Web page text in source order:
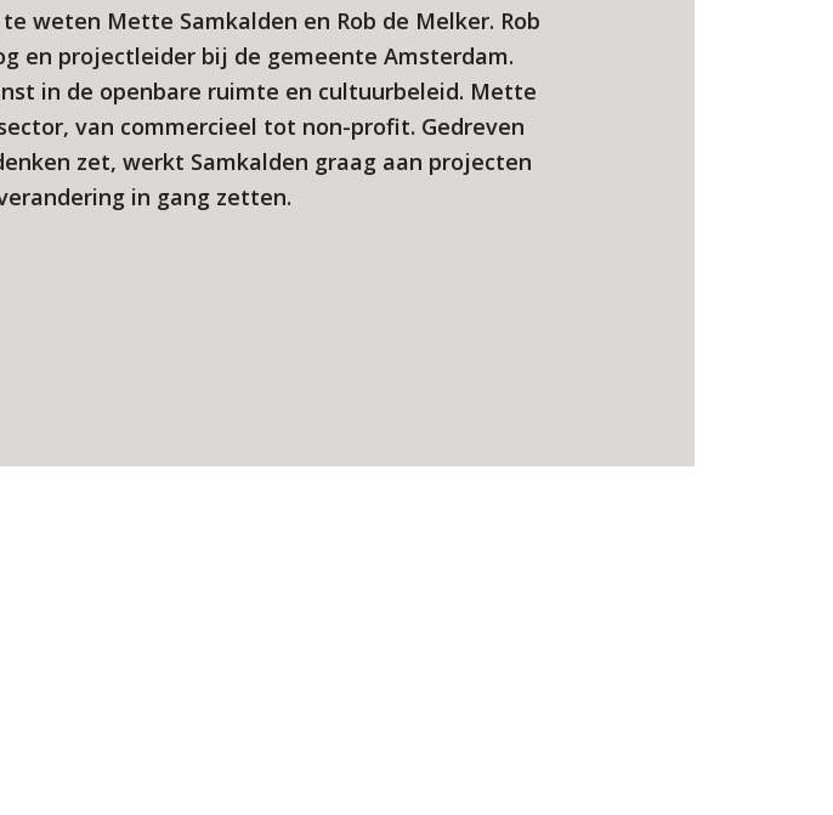
weten Mette Samkalden en Rob de Melker. Rob
en projectleider bij de gemeente Amsterdam.
in de openbare ruimte en cultuurbeleid. Mette
van commercieel tot non-profit. Gedreven
zet, werkt Samkalden graag aan projecten
in gang zetten.